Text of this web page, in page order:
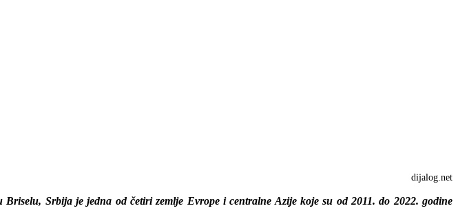
dijalog.net
Srbija je jedna od četiri zemlje Evrope i centralne Azije koje su od 2011. do 2022. godine